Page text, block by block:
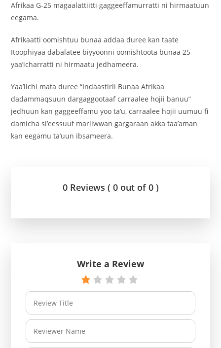
Afrikaa G-25 magaalattiitti gaggeeffamurratti ni hirmaatuun
eegama.
Afrikaatti oomishtuu bunaa addaa duree kan taate
Itoophiyaa dabalatee biyyoonni oomishtoota bunaa 25
yaa’icharratti ni hirmaatu jedhameera.
Yaa’iichi mata duree “Indaastirii Bunaa Afrikaa
dadammaqsuun dargaggootaaf carraalee hojii banuu”
jedhuun kan gaggeeffamu yoo ta’u, carraalee hojii uumuu fi
damicha si’eessuuf mariiwwan gargaraan akka taa’aman
kan eegamu ta’uun ibsameera.
0 Reviews ( 0 out of 0 )
Write a Review